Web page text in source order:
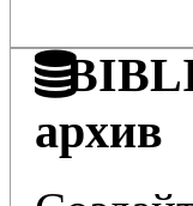
архив